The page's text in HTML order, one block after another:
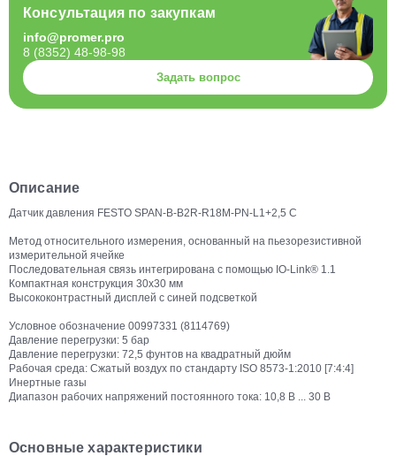
Описание
Датчик давления FESTO SPAN-B-B2R-R18M-PN-L1+2,5 С
Метод относительного измерения, основанный на пьезорезистивной
измерительной ячейке
Последовательная связь интегрирована с помощью IO-Link® 1.1
Компактная конструкция 30x30 мм
Высококонтрастный дисплей с синей подсветкой
Условное обозначение 00997331 (8114769)
Давление перегрузки: 5 бар
Давление перегрузки: 72,5 фунтов на квадратный дюйм
Рабочая среда: Сжатый воздух по стандарту ISO 8573-1:2010 [7:4:4]
Инертные газы
Диапазон рабочих напряжений постоянного тока: 10,8 В ... 30 В
Основные характеристики
Консультация по закупкам
info@promer.pro
8 (8352) 48-98-98
Задать вопрос